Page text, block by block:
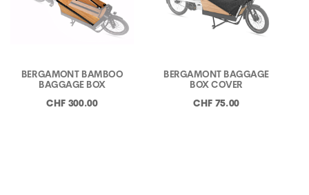
BERGAMONT BAMBOO
BAGGAGE BOX
CHF 300.00
BERGAMONT BAGGAGE
BOX COVER
CHF 75.00